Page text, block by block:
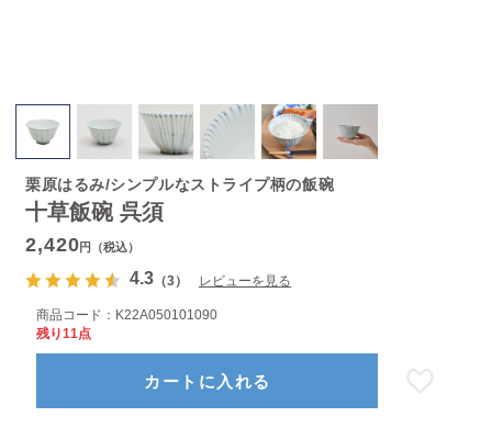
十草飯碗 呉須
栗原はるみ/シンプルなストライプ柄の飯碗
2,420円（税込）
4.3（3） レビューを見る
商品コード： K22A050101090
残り11点
カートに入れる